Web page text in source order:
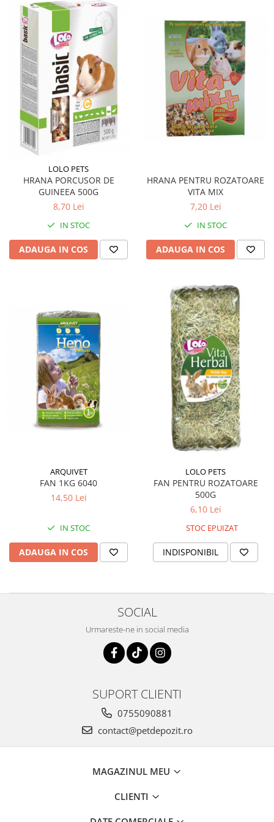
LOLO PETS
HRANA PORCUSOR DE
GUINEEA 500G
8,70 Lei
IN STOC
ADAUGA IN COS
HRANA PENTRU ROZATOARE
VITA MIX
7,20 Lei
IN STOC
ADAUGA IN COS
ARQUIVET
FAN 1KG 6040
14,50 Lei
IN STOC
ADAUGA IN COS
LOLO PETS
FAN PENTRU ROZATOARE
500G
6,10 Lei
STOC EPUIZAT
INDISPONIBIL
SOCIAL
Urmareste-ne in social media
SUPORT CLIENTI
0755090881
contact@petdepozit.ro
MAGAZINUL MEU
CLIENTI